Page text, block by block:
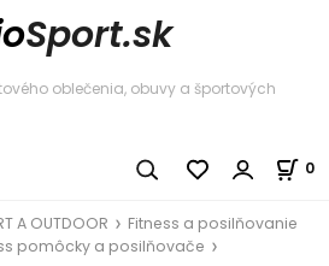
Sport.sk
oblečenia, obuvy a športových
0
A OUTDOOR
Fitness a posilňovanie
pomôcky a posilňovače